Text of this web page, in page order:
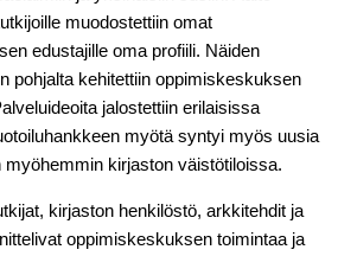
muodostettiin omat
edustajille oma profiili. Näiden
pohjalta kehitettiin oppimiskeskuksen
jalostettiin erilaisissa
myötä syntyi myös uusia
myöhemmin kirjaston väistötiloissa.
kirjaston henkilöstö, arkkitehdit ja
oppimiskeskuksen toimintaa ja